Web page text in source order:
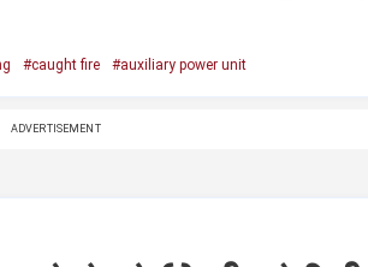
#caught fire #auxiliary power unit
ADVERTISEMENT